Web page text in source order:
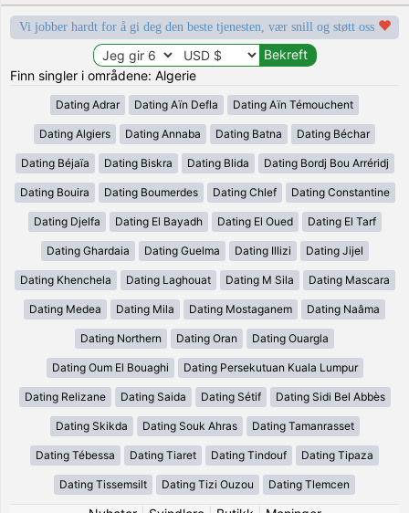
Vi jobber hardt for å gi deg den beste tjenesten, vær snill og støtt oss
Finn singler i områdene: Algerie
Dating Adrar Dating Aïn Defla Dating Aïn Témouchent
Dating Algiers Dating Annaba Dating Batna Dating Béchar
Dating Béjaïa Dating Biskra Dating Blida Dating Bordj Bou Arréridj
Dating Bouira Dating Boumerdes Dating Chlef Dating Constantine
Dating Djelfa Dating El Bayadh Dating El Oued Dating El Tarf
Dating Ghardaia Dating Guelma Dating Illizi Dating Jijel
Dating Khenchela Dating Laghouat Dating M Sila Dating Mascara
Dating Medea Dating Mila Dating Mostaganem Dating Naâma
Dating Northern Dating Oran Dating Ouargla
Dating Oum El Bouaghi Dating Persekutuan Kuala Lumpur
Dating Relizane Dating Saida Dating Sétif Dating Sidi Bel Abbès
Dating Skikda Dating Souk Ahras Dating Tamanrasset
Dating Tébessa Dating Tiaret Dating Tindouf Dating Tipaza
Dating Tissemsilt Dating Tizi Ouzou Dating Tlemcen